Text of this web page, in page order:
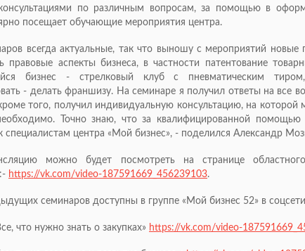
по различным вопросам, за помощью в
посещает обучающие мероприятия центра.
всегда актуальные, так что выношу с мероприятий новые
правовые аспекты бизнеса, в частности патентование
бизнес - стрелковый клуб с пневматическим
- делать франшизу. На семинаре я получил ответы на все
того, получил индивидуальную консультацию, на которой
Точно знаю, что за квалифицированной
специалистам центра «Мой бизнес», - поделился Александр
можно будет посмотреть на странице
https://vk.com/video-187591669_456239103.
семинаров доступны в группе «Мой бизнес 52» в соцсети
что нужно знать о закупках» https://vk.com/video-